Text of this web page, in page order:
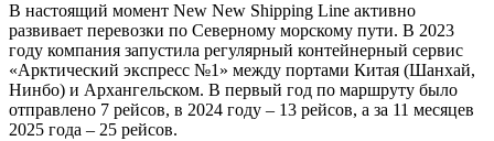
В настоящий момент New New Shipping Line активно
развивает перевозки по Северному морскому пути. В 2023
году компания запустила регулярный контейнерный сервис
«Арктический экспресс №1» между портами Китая (Шанхай,
Нинбо) и Архангельском. В первый год по маршруту было
отправлено 7 рейсов, в 2024 году – 13 рейсов, а за 11 месяцев
2025 года – 25 рейсов.